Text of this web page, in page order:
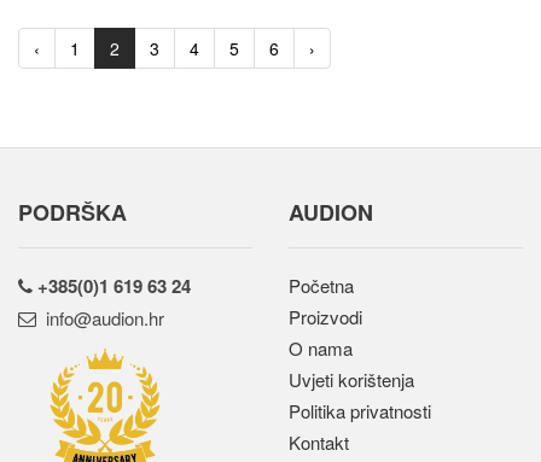
‹ 1 2 3 4 5 6 ›
PODRŠKA
+385(0)1 619 63 24
rh.noidua@ofni
AUDION
Početna
Proizvodi
O nama
Uvjeti korištenja
Politika privatnosti
Kontakt